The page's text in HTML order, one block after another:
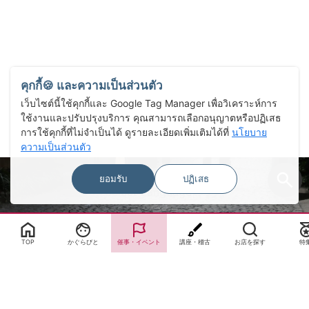
Select Language▼
TOP かぐらびと 催事・イベント 講座・稽古 お店を探す 特
คุกกี้🍪 และความเป็นส่วนตัว
เว็บไซต์นี้ใช้คุกกี้และ Google Tag Manager เพื่อวิเคราะห์การ
ใช้งานและปรับปรุงบริการ คุณสามารถเลือกอนุญาตหรือปฏิเสธ
การใช้คุกกี้ที่ไม่จำเป็นได้ ดูรายละเอียดเพิ่มเติมได้ที่ นโยบาย
ความเป็นส่วนตัว
ยอมรับ ปฏิเสธ